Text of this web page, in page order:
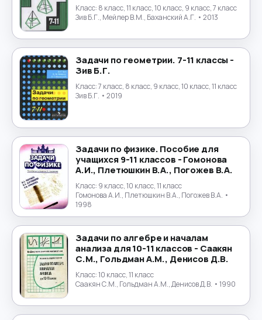
Черчение →
Чешский язык
Шведский язык →
Экология →
Экономика
Юриспруденция
Японский язык →
Класс: 8 класс, 11 класс, 10 класс, 9 класс, 7 класс
Зив Б.Г., Мейлер В.М., Баханский А.Г. • 2013
Задачи по геометрии. 7-11 классы -
Зив Б.Г.
Класс:7 класс, 8 класс, 9 класс, 10 класс, 11 класс
Зив Б.Г. • 2019
Задачи по физике. Пособие для
учащихся 9-11 классов - Гомонова
А.И., Плетюшкин В.А., Погожев В.А.
Класс: 9 класс, 10 класс, 11 класс
Гомонова А.И., Плетюшкин В.А., Погожев В.А. •
1998
Задачи по алгебре и началам
анализа для 10-11 классов - Саакян
С.М., Гольдман А.М., Денисов Д.В.
Класс:10 класс, 11 класс
Саакян С.М., Гольдман А.М., Денисов Д.В. • 1990